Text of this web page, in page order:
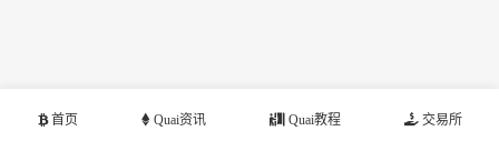
首页 Quai资讯 Quai教程 交易所